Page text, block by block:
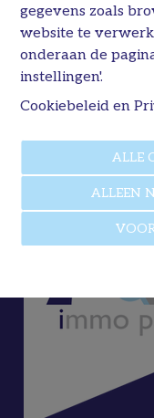
gegevens zoals
website te
onderaan de
instellingen'.
Cookiebeleid en
ALLE
ALLEEN
€ 135.000
Schietboomstraat ,